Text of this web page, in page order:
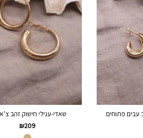
עבים פתוחים
שאדי-עגילי חישוק זהב
₪209